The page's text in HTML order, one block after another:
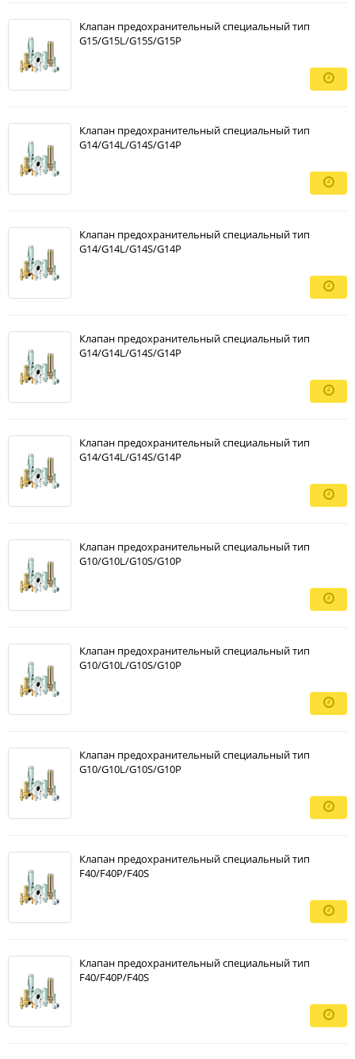
Клапан предохранительный специальный тип
G15/G15L/G15S/G15P
Клапан предохранительный специальный тип
G14/G14L/G14S/G14P
Клапан предохранительный специальный тип
G14/G14L/G14S/G14P
Клапан предохранительный специальный тип
G14/G14L/G14S/G14P
Клапан предохранительный специальный тип
G14/G14L/G14S/G14P
Клапан предохранительный специальный тип
G10/G10L/G10S/G10P
Клапан предохранительный специальный тип
G10/G10L/G10S/G10P
Клапан предохранительный специальный тип
G10/G10L/G10S/G10P
Клапан предохранительный специальный тип
F40/F40P/F40S
Клапан предохранительный специальный тип
F40/F40P/F40S